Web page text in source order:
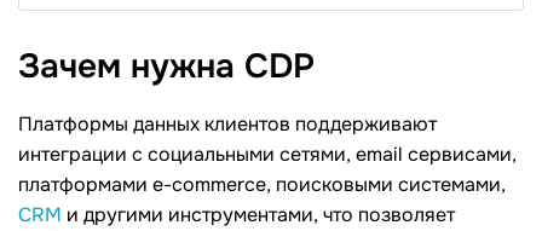
Зачем нужна CDР
Платформы данных клиентов поддерживают
интеграции с социальными сетями, email сервисами,
платформами e-commerce, поисковыми системами,
CRM и другими инструментами, что позволяет